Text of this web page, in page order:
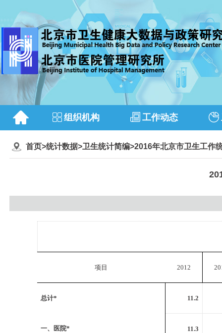
组织机构 工作动态
首页>统计数据>卫生统计简编>2016年北京市卫生工作
项目 2012
总计* 11.2
一、医院* 11.3